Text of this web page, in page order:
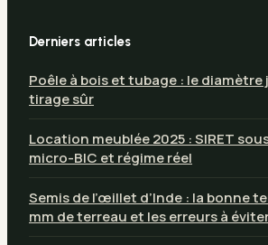
Derniers articles
Poêle à bois et tubage : le
tirage sûr
Location meublée 2025 : SIRET
micro-BIC et régime réel
Semis de l’œillet d’Inde : la bonne
mm de terreau et les erreurs à